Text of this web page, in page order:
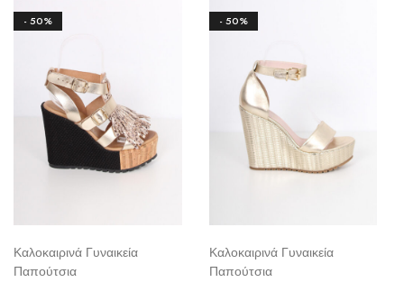
- 50%
Καλοκαιρινά Γυναικεία
Παπούτσια
- 50%
Καλοκαιρινά Γυναικεία
Παπούτσια